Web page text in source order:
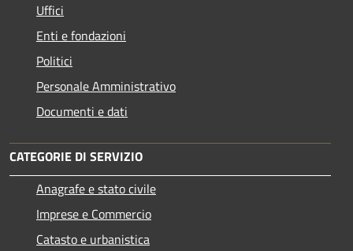
Uffici
Enti e fondazioni
Politici
Personale Amministrativo
Documenti e dati
CATEGORIE DI SERVIZIO
Anagrafe e stato civile
Imprese e Commercio
Catasto e urbanistica